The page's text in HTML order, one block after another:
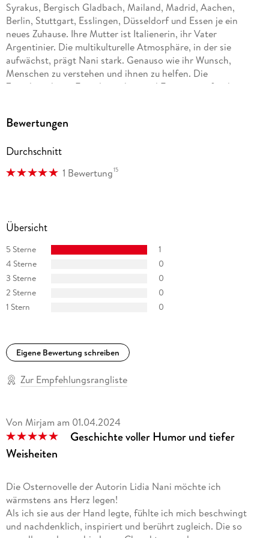
Syrakus, Bergisch Gladbach, Mailand, Madrid, Aachen,
Berlin, Stuttgart, Esslingen, Düsseldorf und Essen je ein
neues Zuhause. Ihre Mutter ist Italienerin, ihr Vater
Argentinier. Die multikulturelle Atmosphäre, in der sie
aufwächst, prägt Nani stark. Genauso wie ihr Wunsch,
Menschen zu verstehen und ihnen zu helfen. Die
Zweigleisigkeit - Fremdsprachen und Faszination für die
Bewertungen
Durchschnitt
1 Bewertung15
Übersicht
5 Sterne
1
4 Sterne
0
3 Sterne
0
2 Sterne
0
1 Stern
0
Eigene Bewertung schreiben
Zur Empfehlungsrangliste
Von Mirjam am 01.04.2024
Geschichte voller Humor und tiefer
Weisheiten
Die Osternovelle der Autorin Lidia Nani möchte ich
wärmstens ans Herz legen!
Als ich sie aus der Hand legte, fühlte ich mich beschwingt
und nachdenklich, inspiriert und berührt zugleich. Die so